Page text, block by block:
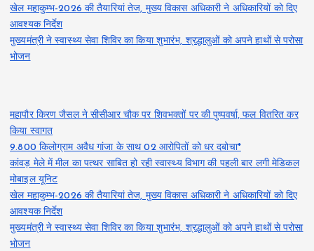
खेल महाकुम्भ-2026 की तैयारियां तेज, मुख्य विकास अधिकारी ने अधिकारियों को दिए
आवश्यक निर्देश
मुख्यमंत्री ने स्वास्थ्य सेवा शिविर का किया शुभारंभ, श्रद्धालुओं को अपने हाथों से परोसा
भोजन
महापौर किरण जैसल ने सीसीआर चौक पर शिवभक्तों पर की पुष्पवर्षा, फल वितरित कर
किया स्वागत
9.800 किलोग्राम अवैध गांजा के साथ 02 आरोपितों को धर दबोचा*
कांवड़ मेले में मील का पत्थर साबित हो रही स्वास्थ्य विभाग की पहली बार लगी मेडिकल
मोबाइल यूनिट
खेल महाकुम्भ-2026 की तैयारियां तेज, मुख्य विकास अधिकारी ने अधिकारियों को दिए
आवश्यक निर्देश
मुख्यमंत्री ने स्वास्थ्य सेवा शिविर का किया शुभारंभ, श्रद्धालुओं को अपने हाथों से परोसा
भोजन